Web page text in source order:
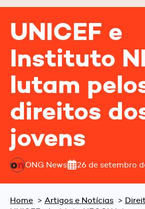
UNICEF e
Instituto
lutam
direitos
jovens
ONG News 26 de setembro
Home Artigos e Notícias